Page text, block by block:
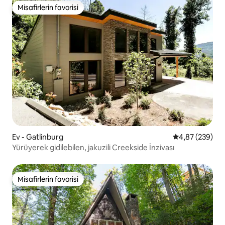
Misafirlerin favorisi
Misafirlerin favorisi
Ev - Gatlinburg 5 üzerinden
4,87 (239)
Yürüyerek gidilebilen, jakuzili Creekside İnzivası
Misafirlerin favorisi
Misafirlerin favorisi